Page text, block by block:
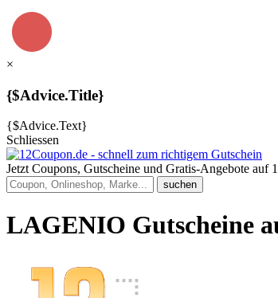
×
{$Advice.Title}
{$Advice.Text}
Schliessen
Jetzt Coupons, Gutscheine und Gratis-Angebote auf
LAGENIO Gutscheine